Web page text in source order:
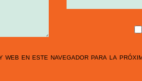
en este navegador para la